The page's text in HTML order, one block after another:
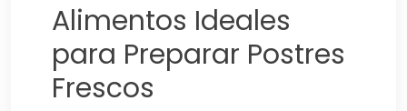
Alimentos Ideales
para Preparar Postres
Frescos